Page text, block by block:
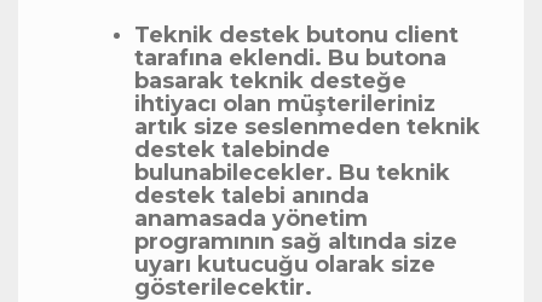
Teknik destek butonu client
tarafına eklendi. Bu butona
basarak teknik desteğe
ihtiyacı olan müşterileriniz
artık size seslenmeden teknik
destek talebinde
bulunabilecekler. Bu teknik
destek talebi anında
anamasada yönetim
programının sağ altında size
uyarı kutucuğu olarak size
gösterilecektir.